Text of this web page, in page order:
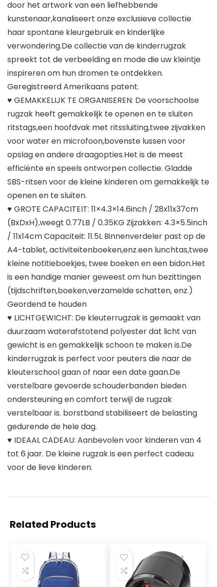
door het artwork van een liefhebbende
kunstenaar,kanaliseert onze exclusieve collectie
haar spontane kleurgebruik en kinderlijke
verwondering.De collectie van de kinderrugzak
spreekt tot de verbeelding en mode die uw kleintje
inspireren om hun dromen te ontdekken.
Geregistreerd Amerikaans patent.
♥ GEMAKKELIJK TE ORGANISEREN: De voorschoolse
rugzak heeft gemakkelijk te openen en te sluiten
ritstags,een hoofdvak met ritssluiting,twee zijvakken
voor water en microfoon,bovenste lussen voor
opslag en andere draagopties.Het is de meest
efficiënte en speels ontworpen collectie. Gladde
SBS-ritsen voor de kleine kinderen om gemakkelijk te
openen en te sluiten.
♥ GROTE CAPACITEIT: 11×4.3×14.6inch / 28x11x37cm
(BxDxH),weegt 0.77LB / 0.35KG Zijzakken: 4.3×5.5inch
/ 11x14cm Capaciteit: 11.5L Binnenverdeler past op de
A4-tablet, activiteitenboeken,enz.een lunchtas,twee
kleine notitieboekjes, twee boeken en een bidon.Het
is een handige manier geweest om hun bezittingen
(tijdschriften,boeken,verzamelde schatten, enz.)
Geordend te houden
♥ LICHTGEWICHT: De kleuterrugzak is gemaakt van
duurzaam waterafstotend polyester dat licht van
gewicht is en gemakkelijk schoon te maken is.De
kinderrugzak is perfect voor peuters die naar de
kleuterschool gaan of naar een date gaan.De
verstelbare gevoerde schouderbanden bieden
ondersteuning en comfort terwijl de rugzak
verstelbaar is. borstband stabiliseert de belasting
gedurende de hele dag.
♥ IDEAAL CADEAU: Aanbevolen voor kinderen van 4
tot 6 jaar. De kleine rugzak is een perfect cadeau
voor de lieve kinderen.
Related Products